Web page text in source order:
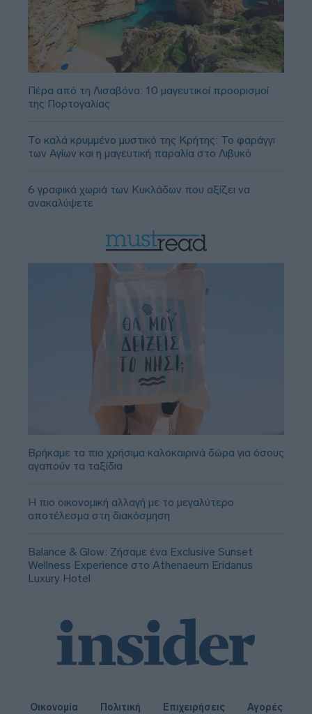
Πέρα από τη Λισαβόνα: 10 μαγευτικοί προορισμοί
της Πορτογαλίας
Το καλά κρυμμένο μυστικό της Κρήτης: Το φαράγγι
των Αγίων και η μαγευτική παραλία στο Λιβυκό
6 γραφικά χωριά των Κυκλάδων που αξίζει να
ανακαλύψετε
Βρήκαμε τα πιο χρήσιμα καλοκαιρινά δώρα για όσους
αγαπούν τα ταξίδια
Η πιο οικονομική αλλαγή με το μεγαλύτερο
αποτέλεσμα στη διακόσμηση
Balance & Glow: Ζήσαμε ένα Exclusive Sunset
Wellness Experience στο Athenaeum Eridanus
Luxury Hotel
Οικονομία Πολιτική Επιχειρήσεις Αγορές